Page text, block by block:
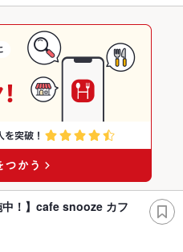
中！】cafe snooze カフ